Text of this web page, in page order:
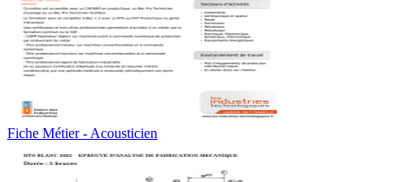
Fiche Métier - Acousticien